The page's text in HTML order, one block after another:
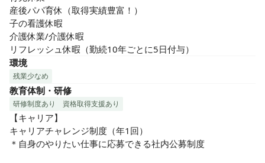
産後パパ育休（取得実績豊富！）
子の看護休暇
介護休業/介護休暇
リフレッシュ休暇（勤続10年ごとに5日付与）
環境
残業少なめ
教育体制・研修
研修制度あり 資格取得支援あり
【キャリア】
キャリアチャレンジ制度（年1回）
＊自身のやりたい仕事に応募できる社内公募制度